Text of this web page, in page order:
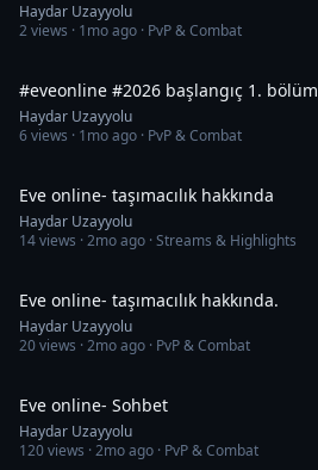
Haydar Uzayyolu
2views · 1mo ago · PvP & Combat
#eveonline #2026 başlangıç 1. bölüm
Haydar Uzayyolu
6views · 1mo ago · PvP & Combat
Eve online- taşımacılık hakkında
Haydar Uzayyolu
14views ·2mo ago · Streams & Highlights
Eve online- taşımacılık hakkında.
Haydar Uzayyolu
20views ·2mo ago · PvP & Combat
Eve online- Sohbet
Haydar Uzayyolu
120views ·2mo ago · PvP & Combat